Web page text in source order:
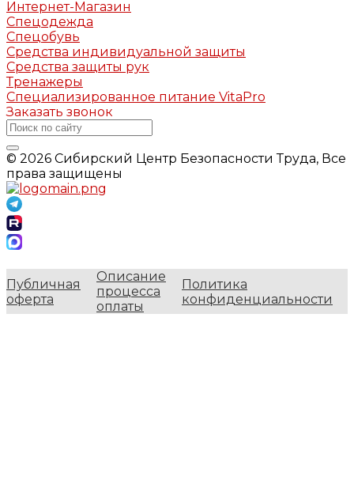
Интернет-Магазин
Спецодежда
Спецобувь
Средства индивидуальной защиты
Средства защиты рук
Тренажеры
Специализированное питание VitaPro
Заказать звонок
© 2026 Сибирский Центр Безопасности Труда, Все
права защищены
Публичная
оферта
Описание
процесса
оплаты
Политика
конфиденциальности